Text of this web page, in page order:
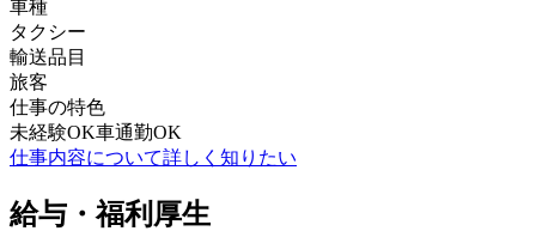
車種
タクシー
輸送品目
旅客
仕事の特色
未経験OK車通勤OK
仕事内容について詳しく知りたい
給与・福利厚生